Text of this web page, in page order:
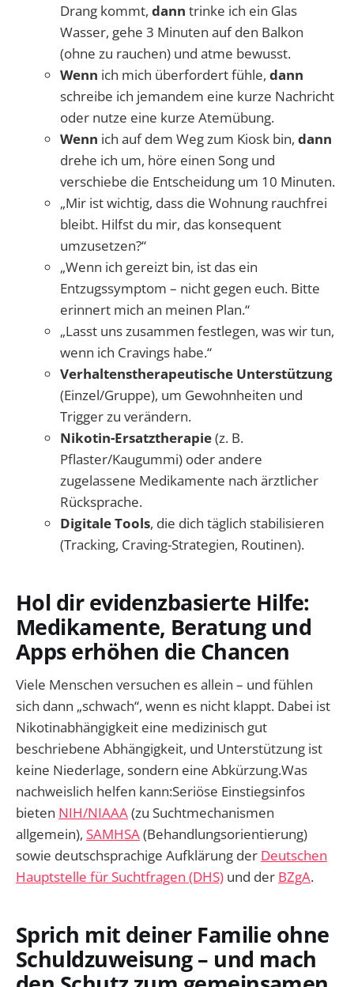
Drang kommt, dann trinke ich ein Glas
Wasser, gehe 3 Minuten auf den Balkon
(ohne zu rauchen) und atme bewusst.
Wenn ich mich überfordert fühle, dann
schreibe ich jemandem eine kurze Nachricht
oder nutze eine kurze Atemübung.
Wenn ich auf dem Weg zum Kiosk bin, dann
drehe ich um, höre einen Song und
verschiebe die Entscheidung um 10 Minuten.
„Mir ist wichtig, dass die Wohnung rauchfrei
bleibt. Hilfst du mir, das konsequent
umzusetzen?“
„Wenn ich gereizt bin, ist das ein
Entzugssymptom – nicht gegen euch. Bitte
erinnert mich an meinen Plan.“
„Lasst uns zusammen festlegen, was wir tun,
wenn ich Cravings habe.“
Verhaltenstherapeutische Unterstützung
(Einzel/Gruppe), um Gewohnheiten und
Trigger zu verändern.
Nikotin-Ersatztherapie(z. B.
Pflaster/Kaugummi) oder andere
zugelassene Medikamente nach ärztlicher
Rücksprache.
Digitale Tools, die dich täglich stabilisieren
(Tracking, Craving-Strategien, Routinen).
Hol dir evidenzbasierte Hilfe:
Medikamente, Beratung und
Apps erhöhen die Chancen
Viele Menschen versuchen es allein – und fühlen
sich dann „schwach“, wenn es nicht klappt. Dabei ist
Nikotinabhängigkeit eine medizinisch gut
beschriebene Abhängigkeit, und Unterstützung ist
keine Niederlage, sondern eine Abkürzung.Was
nachweislich helfen kann:Seriöse Einstiegsinfos
bieten NIH/NIAAA(zu Suchtmechanismen
allgemein), SAMHSA(Behandlungsorientierung)
sowie deutschsprachige Aufklärung der Deutschen
Hauptstelle für Suchtfragen (DHS) und der BZgA.
Sprich mit deiner Familie ohne
Schuldzuweisung – und mach